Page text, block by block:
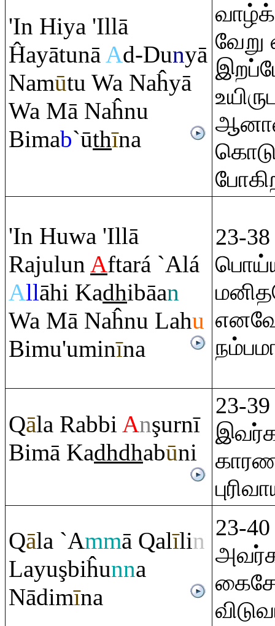
'In Hiya 'Illā
ĤayātunāAd-Dunyā
Namūtu Wa Naĥyā
Wa Mā Naĥnu
Bimab`ūthīna
'In Huwa 'Illā
Rajulun Aftará `Alá
Allāhi Kadhibāan
Wa Mā Naĥnu Lahu
Bimu'uminīna
23-
Qāla Rabbi Anşurnī
Bimā Kadhdhabūni
23-
Qāla `Ammā Qalīlin
Layuşbiĥunna
Nādimīna
23-